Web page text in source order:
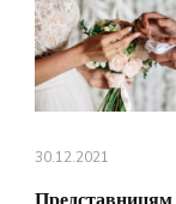
30.12.2021